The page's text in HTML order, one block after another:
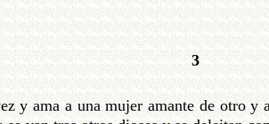
3
y ama a una mujer amante de otro y